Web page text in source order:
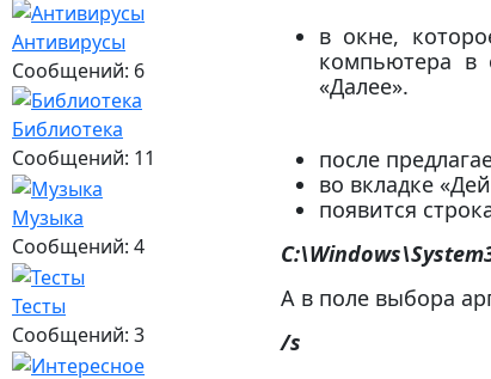
Антивирусы
Сообщений: 6
Библиотека
Сообщений: 11
Музыка
Сообщений: 4
Тесты
Сообщений: 3
в окне,
компьютера в
«Далее».
после
во вкладке
появится
А в поле выбора
/s